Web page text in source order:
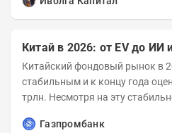
Китай в 2026: от EV до ИИ
Китайский фондовый рынок в
стабильным и к концу года
трлн. Несмотря на эту
Газпромбанк